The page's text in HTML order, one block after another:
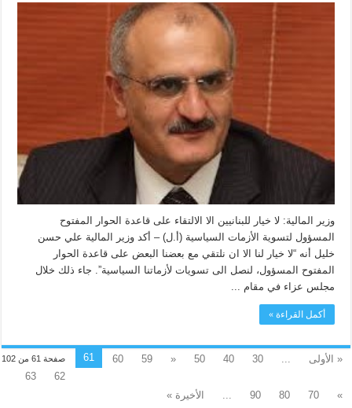
وزير المالية: لا خيار للبنانيين الا الالتقاء على قاعدة الحوار المفتوح
المسؤول لتسوية الأزمات السياسية (أ.ل) – أكد وزير المالية علي حسن
خليل أنه “لا خيار لنا الا ان نلتقي مع بعضنا البعض على قاعدة الحوار
المفتوح المسؤول، لنصل الى تسويات لأزماتنا السياسية”. جاء ذلك خلال
مجلس عزاء في مقام ...
أكمل القراءة »
صفحة 61 من 102 « الأولى ...
30
40
50
«
59
60
61
62
63
»
70
80
90
... الأخيرة »